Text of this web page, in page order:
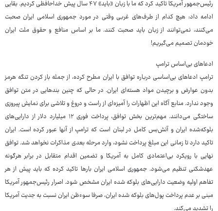
رئیس‌جمهور آمریکا تاکید کرد که ما با زبان «باید» ۴۷ سال پیش خداحافظی کردیم. بقایی
ادامه داد: هیچ کدام از طرف‌های غربی وقتی در مورد جمهوری اسلامی ایران صحبت
می‌کنند، نمی‌توانند از زبان باید صحبت کنند. ما بر اساس منافع و حقوق ملت ایران
خودمان تصمیم می‌گیریم!
ادعاهای بی‌اساس ترامپ
ترامپ ادعاهای بی‌اساسی درباره توافق با ایران مطرح کرده، از جمله باز کردن تنگه هرمز
بدون عوارض و برچیدن مواد هسته‌ای ایران. در حالی که چنین بندهایی در متن توافق
وجود ندارد. منابع آگاه این اظهارات را آمیزه‌ای از راست و دروغ و تلاشی برای نمایش پیروزی
ساختگی می‌دانند. مهم‌ترین بخش توافق، پرداخت فوری ۱۲ میلیارد دلار از دارایی‌های
بلوکه‌شده ایران و آتش‌بس کامل در لبنان است که ترامپ از آنها عبور کرده است. ایران
تاکید دارد تا زمانی این مبلغ پرداخت نشود، وارد مرحله بعدی مذاکرات نخواهد شد. توافق
نهایی با رویکرد بی‌اعتمادی کامل به آمریکا و تضمین اقدام متقابل در برابر هرگونه
عهدشکنی تنظیم می‌شود. جمهوری اسلامی ایران بارها تاکید کرده که باید پیش از هر
تفاهم اولیه وضعیت دارایی‌های بلوکه شده ایران مشخص شود. اصرار رئیس‌جمهور آمریکا
مبنی بر عدم پرداخت پول‌های بلوکه شده ایران، صرفا سوءظن ایران نسبت به جدیت آمریکا